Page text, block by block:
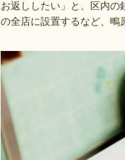
お返ししたい」と、区内の
の全店に設置するなど、鴫